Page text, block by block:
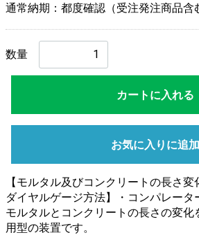
通常納期：都度確認（受注発注商品含
数量
カートに入れる
お気に入りに追加
【モルタル及びコンクリートの長さ変
ダイヤルゲージ方法】・コンパレータ
モルタルとコンクリートの長さの変
用型の装置です。